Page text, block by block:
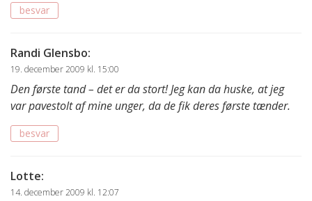
besvar
Randi Glensbo:
19. december 2009 kl. 15:00
Den første tand – det er da stort! Jeg kan da huske, at jeg
var pavestolt af mine unger, da de fik deres første tænder.
besvar
Lotte:
14. december 2009 kl. 12:07